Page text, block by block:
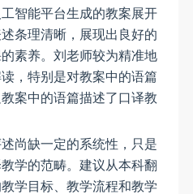
智能平台生成的教案展开
条理清晰，展现出良好的
素养。刘老师较为精准地
，特别是对教案中的语篇
案中的语篇描述了口译教
尚缺一定的系统性，只是
学的范畴。建议从本科翻
学目标、教学流程和教学